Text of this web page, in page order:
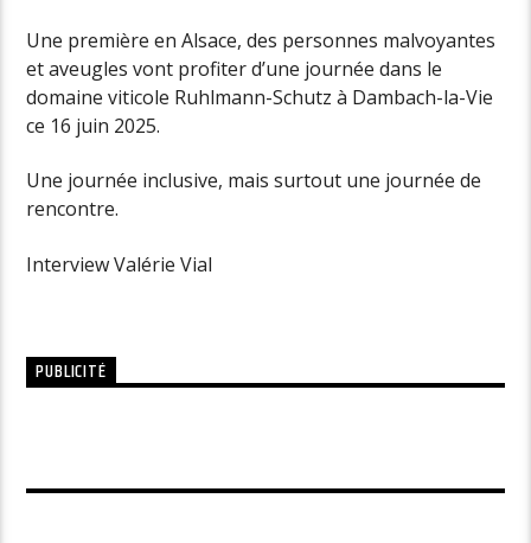
Une première en Alsace, des personnes malvoyantes
et aveugles vont profiter d’une journée dans le
domaine viticole Ruhlmann-Schutz à Dambach-la-Vie
ce 16 juin 2025.
Une journée inclusive, mais surtout une journée de
rencontre.
Interview Valérie Vial
PUBLICITÉ